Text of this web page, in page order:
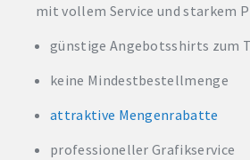
mit vollem Service und starkem
günstige Angebotsshirts zum
keine Mindestbestellmenge
attraktive Mengenrabatte
professioneller Grafikservice